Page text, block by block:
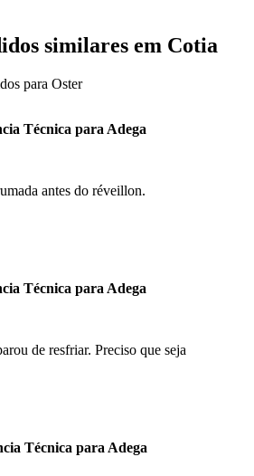
similares em Cotia
para Oster
Técnica para Adega
antes do réveillon.
Técnica para Adega
de resfriar. Preciso que seja
Técnica para Adega